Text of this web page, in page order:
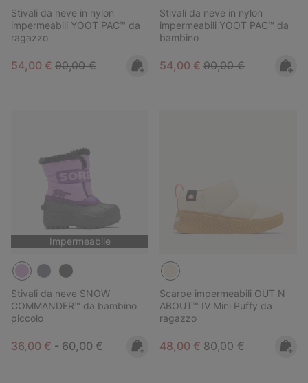
Stivali da neve in nylon
impermeabili YOOT PAC™ da
ragazzo
Sale price:
54,00 € Regular price:
90,00 €
Stivali da neve in nylon
impermeabili YOOT PAC™ da
bambino
Sale price:
54,00 € Regular price:
90,00 €
Impermeabile
Stivali da neve SNOW
COMMANDER™ da bambino
piccolo
Minimum sale price:
36,00 € - Maximum price:
60,00 €
Scarpe impermeabili OUT N
ABOUT™ IV Mini Puffy da
ragazzo
Sale price:
48,00 € Regular price:
80,00 €